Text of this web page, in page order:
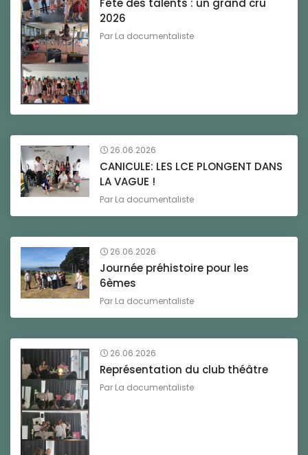
Fête des talents : un grand cru
2026
Par La documentaliste
26.06.2026
CANICULE: LES LCE PLONGENT DANS
LA VAGUE !
Par La documentaliste
26.06.2026
Journée préhistoire pour les
6èmes
Par La documentaliste
26.06.2026
Représentation du club théâtre
Par La documentaliste